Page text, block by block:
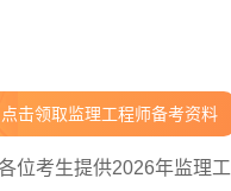
点击领取监理工程师备考资料
位考生提供2026年监理工